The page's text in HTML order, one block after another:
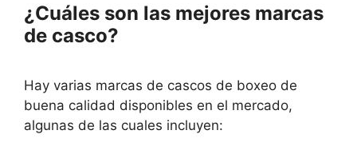
¿Cuáles son las mejores marcas
de casco?
Hay varias marcas de cascos de boxeo de
buena calidad disponibles en el mercado,
algunas de las cuales incluyen: